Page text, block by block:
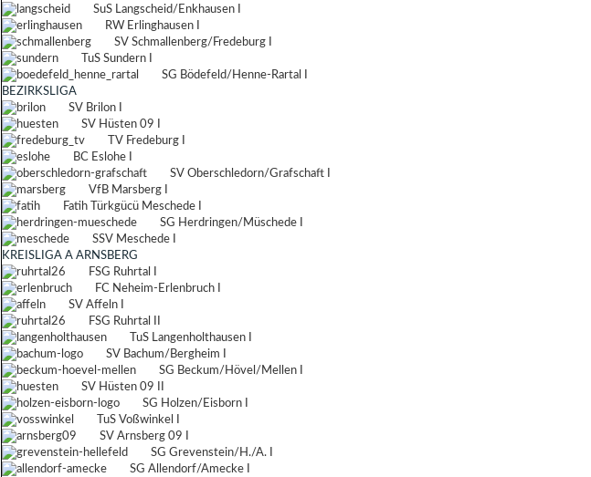
SuS Langscheid/Enkhausen I
RW Erlinghausen I
SV Schmallenberg/Fredeburg I
TuS Sundern I
SG Bödefeld/Henne-Rartal I
BEZIRKSLIGA
SV Brilon I
SV Hüsten 09 I
TV Fredeburg I
BC Eslohe I
SV Oberschledorn/Grafschaft I
VfB Marsberg I
Fatih Türkgücü Meschede I
SG Herdringen/Müschede I
SSV Meschede I
KREISLIGA A ARNSBERG
FSG Ruhrtal I
FC Neheim-Erlenbruch I
SV Affeln I
FSG Ruhrtal II
TuS Langenholthausen I
SV Bachum/Bergheim I
SG Beckum/Hövel/Mellen I
SV Hüsten 09 II
SG Holzen/Eisborn I
TuS Voßwinkel I
SV Arnsberg 09 I
SG Grevenstein/H./A. I
SG Allendorf/Amecke I